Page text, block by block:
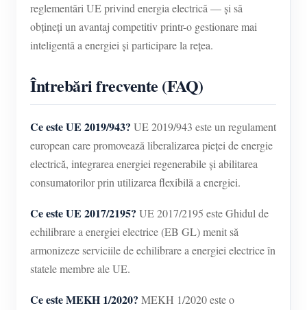
reglementări UE privind energia electrică — și să
obțineți un avantaj competitiv printr-o gestionare mai
inteligentă a energiei și participare la rețea.
Întrebări frecvente (FAQ)
Ce este UE 2019/943? UE 2019/943 este un regulament
european care promovează liberalizarea pieței de energie
electrică, integrarea energiei regenerabile și abilitarea
consumatorilor prin utilizarea flexibilă a energiei.
Ce este UE 2017/2195? UE 2017/2195 este Ghidul de
echilibrare a energiei electrice (EB GL) menit să
armonizeze serviciile de echilibrare a energiei electrice în
statele membre ale UE.
Ce este MEKH 1/2020? MEKH 1/2020 este o